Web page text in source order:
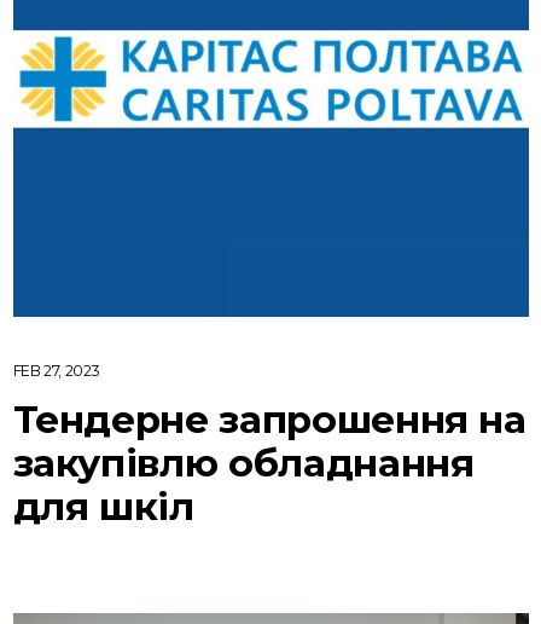
FEB 27, 2023
Тендерне запрошення на
закупівлю обладнання
для шкіл